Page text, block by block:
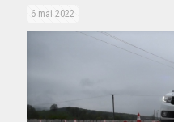
6 mai 2022